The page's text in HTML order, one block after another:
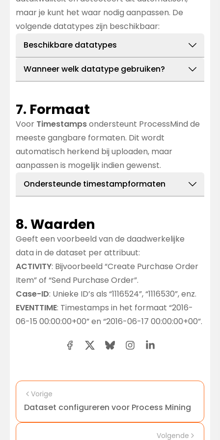
maar je kunt het waar nodig aanpassen. De
volgende datatypes zijn beschikbaar:
Beschikbare datatypes
Omschrijving:Staat voor tekstuele data,
tekens.
Gebruik wanneer:Mappen naar
kolommen met beschrijvende
Informatie, zoals activiteiten (“Create
Purchase Order”), namen of andere
tekstvelden.
Double
Omschrijving:
Staat voor numerieke
waarden met decimalen (float).
Gebruik wanneer: Voor kolommen met
bijvoorbeeld kosten, percentages of
andere waarden die nauwkeurigheid met
Voorbeelden: Kosten (125,75),
Integer
Wanneer welk datatype gebruiken?
Koppel aanDouble
decimalen gaat (zoals kosten of
percentages).
Koppel aanIntegerbij hele getallen (zoals
ID’s of aantallen).
Koppel aanTimestampals er tijd- of
datumInformatie in zit (zoals gebeurtenislogs
7. Formaat
Voor Timestampsondersteunt ProcessMind de
meeste gangbare formaten. Dit wordt
automatisch herkend bij uploaden, maar
aanpassen is mogelijk indien gewenst.
Ondersteunde timestampformaten
Hetscheidingsteken
tijdonderdelen (zoals in “2024-01-02
20:25”) mag elk enkel teken zijn,
bijvoorbeeld”-”,”/”,”.”of”:”. Je dataset
kan één of meer van deze
scheidingstekens bevatten. Het systeem
negeert ze en kijkt alleen naar de cijfers.
In de tabel hieronder zie je daarom alleen
ISO 8601
2024-10-
Excel-datum/tijd
44829.60416667
yyyy MM dd HH:mm
2024 10 08 14:30
8. Waarden
Geeft een voorbeeld van de daadwerkelijke
data in de dataset per attribuut:
ACTIVITY: Bijvoorbeeld “Create Purchase Order
Item” of “Send Purchase Order”.
Case-ID: Unieke ID’s als “1116524”, “1116530”, enz.
EVENTTIME: Timestamps in het formaat “2016-
06-15 00:00:00+00” en “2016-06-17 00:00:00+00”.
Vorige
Dataset configureren voor Process Mining
Volgende